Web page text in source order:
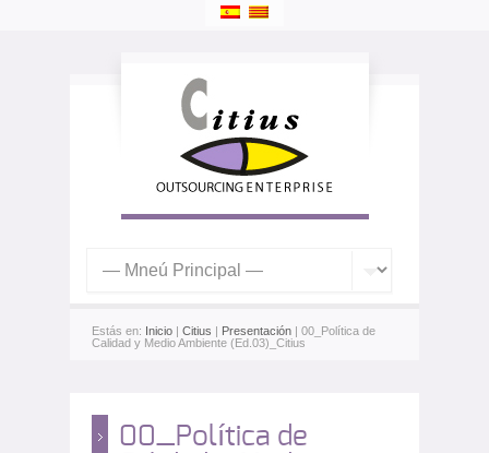
Estás en: Inicio | Citius | Presentación | 00_Política de
Calidad y Medio Ambiente (Ed.03)_Citius
00_Política de